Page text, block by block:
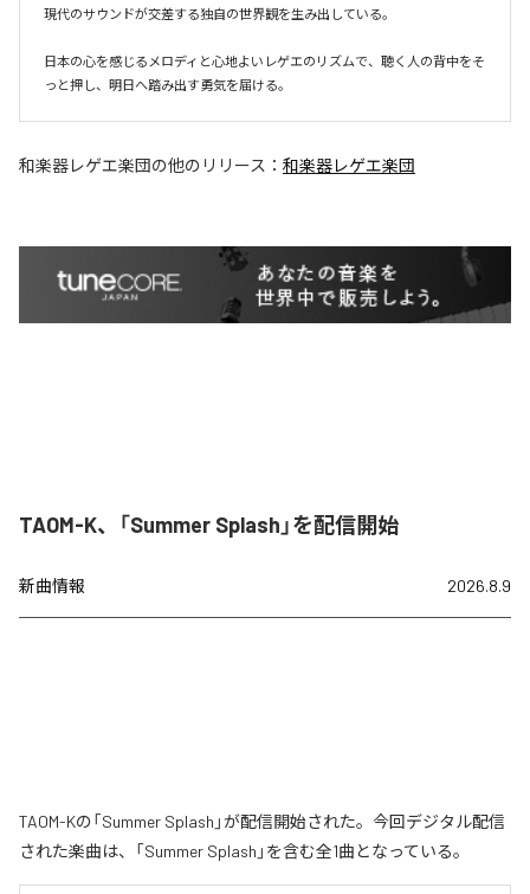
現代のサウンドが交差する独自の世界観を生み出している。
日本の心を感じるメロディと心地よいレゲエのリズムで、聴く人の背中をそ
和楽器レゲエ楽団の他のリリース： 和楽器レゲエ楽団
TAOM-K、「Summer Splash」を配信開始
新曲情報 2026.8.9
TAOM-Kの「Summer Splash」が配信開始された。今回デジタル配信
された楽曲は、「Summer Splash」を含む全1曲となっている。